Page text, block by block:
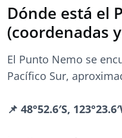
Dónde está el
(coordenadas
El Punto Nemo se
Pacífico Sur,
📌 48°52.6′S,